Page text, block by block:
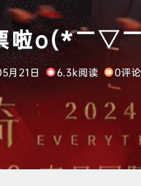
啦o(*￣▽
月21日 6.3k阅读 0评论